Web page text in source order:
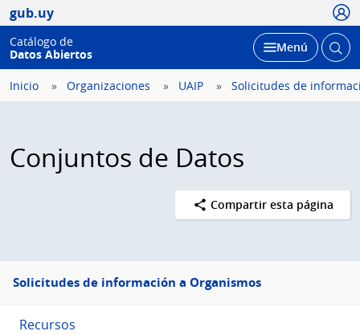
gub.uy
Catálogo de
Datos Abiertos
Desplegar
Menú Abrir
Inicio Organizaciones UAIP Solicitudes de
Conjuntos de Datos
Compartir esta página
Menú
lateral
Solicitudes de información a Organismos
Recursos